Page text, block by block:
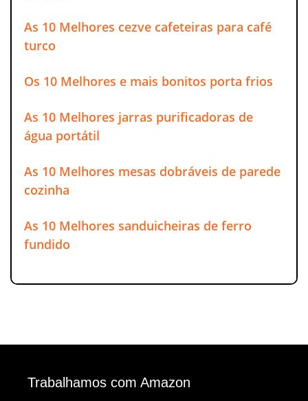
As 10 Melhores cezve cafeteiras para café
turco
Os 10 Melhores e mais bonitos porta frios
As 10 Melhores jarras purificadoras de
água portátil
As 10 Melhores mesas dobráveis de parede
cozinha
As 10 Melhores sanduicheiras de ferro
fundido
Trabalhamos com Amazon